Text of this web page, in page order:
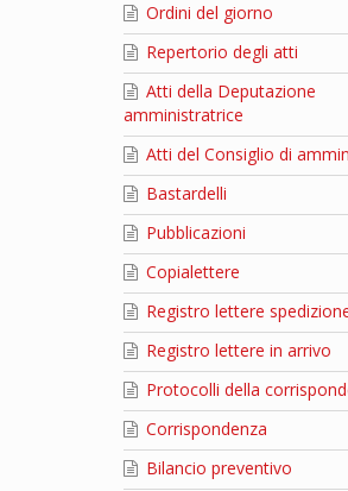
Ordini del giorno
Repertorio degli atti
Atti della Deputazione
amministratrice
Atti del Consiglio di
Bastardelli
Pubblicazioni
Copialettere
Registro lettere
Registro lettere in arrivo
Protocolli della
Corrispondenza
Bilancio preventivo